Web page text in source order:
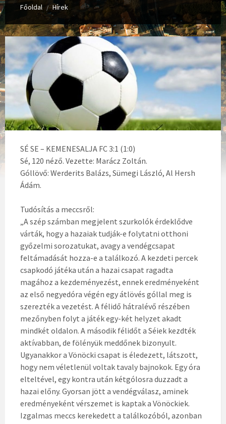
Főoldal / Hírek
SÉ SE – KEMENESALJA FC 3:1 (1:0)
Sé, 120 néző. Vezette: Marácz Zoltán.
Góllövő: Werderits Balázs, Sümegi László, Al Hersh
Ádám.
Tudósítás a meccsről:
„A szép számban megjelent szurkolók érdeklődve
várták, hogy a hazaiak tudják-e folytatni otthoni
győzelmi sorozatukat, avagy a vendégcsapat
feltámadását hozza-e a találkozó. A kezdeti percek
csapkodó játéka után a hazai csapat ragadta
magához a kezdeményezést, ennek eredményeként
az első negyedóra végén egy átlövés góllal meg is
szerezték a vezetést. A félidő hátralévő részében
mezőnyben folyt a játék egy-két helyzet akadt
mindkét oldalon. A második félidőt a Séiek kezdték
aktívabban, de fölényük meddőnek bizonyult.
Ugyanakkor a Vönöcki csapat is éledezett, látszott,
hogy nem véletlenül voltak tavaly bajnokok. Egy óra
elteltével, egy kontra után kétgólosra duzzadt a
hazai előny. Gyorsan jött a vendégválasz, aminek
eredményeként vérszemet is kaptak a Vönöckiek.
Izgalmas meccs kerekedett a találkozóból, azonban